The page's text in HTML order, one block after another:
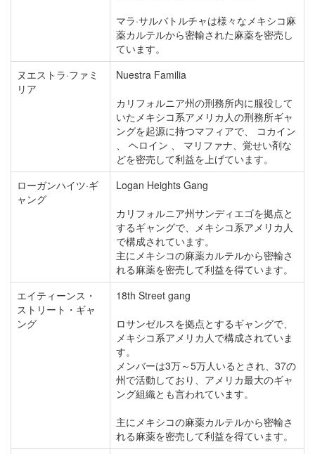
マラ·サルバトルチャは様々なメキシコ麻
薬カルテルから密輸された麻薬を密売し
ています。
ヌエストラ·ファミ
リア
Nuestra Familia
カリフォルニア州の刑務所内に服役して
いたメキシコ系アメリカ人の刑務所ギャ
ングを起源に持つマフィアで、 コカイン
、 ヘロイン 、 マリファナ、覚せい剤な
どを密売して利益を上げています。
ローガンハイツ·ギ
ャング
Logan Heights Gang
カリフォルニア州サンディエゴを拠点と
するギャングで、メキシコ系アメリカ人
で構成されています。
主にメキシコの麻薬カルテルから密輸さ
れる麻薬を密売して利益を得ています。
エイティーンス・
ストリート・ギャ
ング
18th Street gang
ロサンゼルスを拠点とするギャングで、
メキシコ系アメリカ人で構成されていま
す。
メンバーは3万～5万人いるとされ、37の
州で活動しており、アメリカ最大のギャ
ング組織とも言われています。
主にメキシコの麻薬カルテルから密輸さ
れる麻薬を密売して利益を得ています。